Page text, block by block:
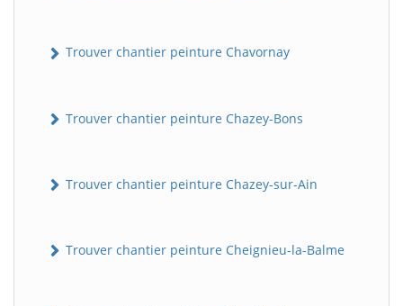
Trouver chantier peinture Chavornay
Trouver chantier peinture Chazey-Bons
Trouver chantier peinture Chazey-sur-Ain
Trouver chantier peinture Cheignieu-la-Balme